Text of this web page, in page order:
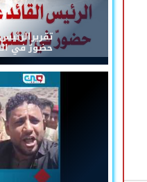
حضورٌ في